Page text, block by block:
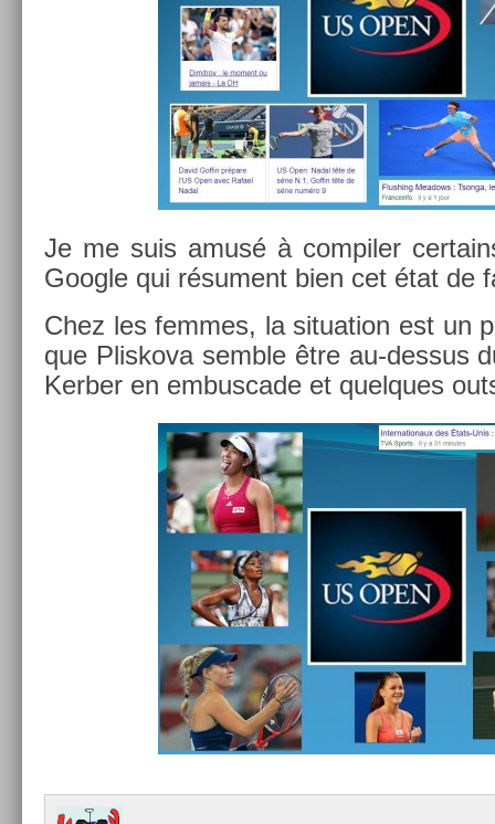
Je me suis amusé à com­pil­er
Goog­le qui résu­ment bien cet état de
Chez les fem­mes, la situa­tion est un
que Plis­kova semble être au-dessus
Kerb­er en em­bus­cade et quel­ques